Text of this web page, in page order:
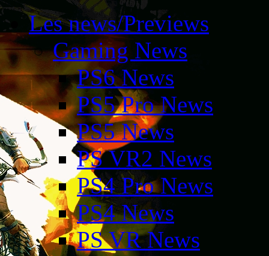
Les news/Previews
Gaming News
PS6 News
PS5 Pro News
PS5 News
PS VR2 News
PS4 Pro News
PS4 News
PS VR News